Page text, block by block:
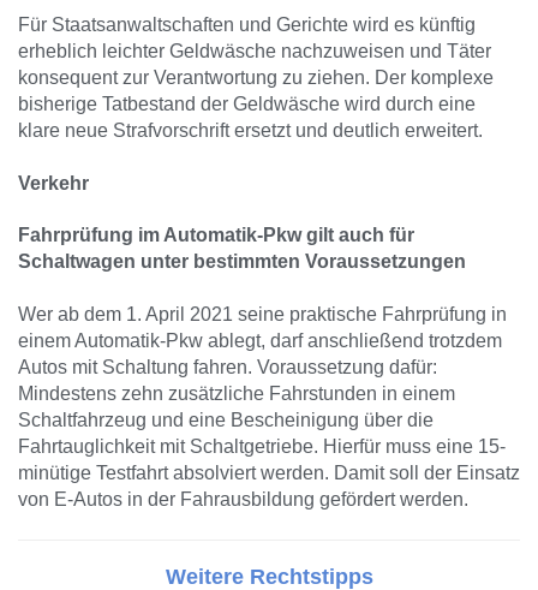
Für Staatsanwaltschaften und Gerichte wird es künftig
erheblich leichter Geldwäsche nachzuweisen und Täter
konsequent zur Verantwortung zu ziehen. Der komplexe
bisherige Tatbestand der Geldwäsche wird durch eine
klare neue Strafvorschrift ersetzt und deutlich erweitert.
Verkehr
Fahrprüfung im Automatik-Pkw gilt auch für
Schaltwagen unter bestimmten Voraussetzungen
Wer ab dem 1. April 2021 seine praktische Fahrprüfung in
einem Automatik-Pkw ablegt, darf anschließend trotzdem
Autos mit Schaltung fahren. Voraussetzung dafür:
Mindestens zehn zusätzliche Fahrstunden in einem
Schaltfahrzeug und eine Bescheinigung über die
Fahrtauglichkeit mit Schaltgetriebe. Hierfür muss eine 15-
minütige Testfahrt absolviert werden. Damit soll der Einsatz
von E-Autos in der Fahrausbildung gefördert werden.
Weitere Rechtstipps